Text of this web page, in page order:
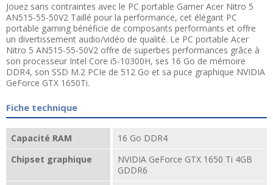
Jouez sans contraintes avec le PC portable Gamer Acer Nitro 5
AN515-55-50V2 Taillé pour la performance, cet élégant PC
portable gaming bénéficie de composants performants et offre
un divertissement audio/vidéo de qualité. Le PC portable Acer
Nitro 5 AN515-55-50V2 offre de superbes performances grâce à
son processeur Intel Core i5-10300H, ses 16 Go de mémoire
DDR4, son SSD M.2 PCIe de 512 Go et sa puce graphique NVIDIA
GeForce GTX 1650Ti.
Fiche technique
Capacité RAM
16 Go DDR4
Chipset graphique
NVIDIA GeForce GTX 1650 Ti 4GB
GDDR6